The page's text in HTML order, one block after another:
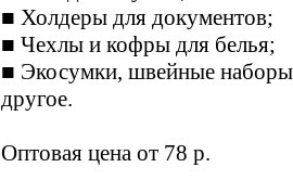
■ Холдеры для документов;
■ Чехлы и кофры для белья;
■ Экосумки, швейные
другое.
Оптовая цена от 78 р.